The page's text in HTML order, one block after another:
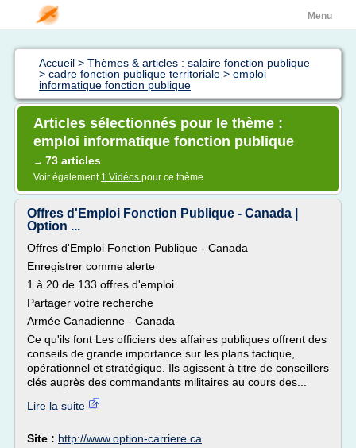
Menu
Accueil > Thèmes & articles : salaire fonction publique
> cadre fonction publique territoriale > emploi
informatique fonction publique
Articles sélectionnés pour le thème :
emploi informatique fonction publique
→ 73 articles
Voir également 1 Vidéos pour ce thème
Offres d'Emploi Fonction Publique - Canada |
Option ...
Offres d'Emploi Fonction Publique - Canada
Enregistrer comme alerte
1 à 20 de 133 offres d'emploi
Partager votre recherche
Armée Canadienne - Canada
Ce qu'ils font Les officiers des affaires publiques offrent des
conseils de grande importance sur les plans tactique,
opérationnel et stratégique. Ils agissent à titre de conseillers
clés auprès des commandants militaires au cours des...
Lire la suite
Site : http://www.option-carriere.ca